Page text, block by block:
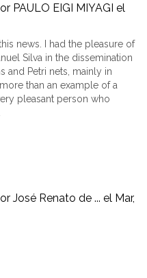
PAULO EIGI MIYAGI el
news. I had the pleasure of
Silva in the dissemination
and Petri nets, mainly in
than an example of a
pleasant person who
José Renato de ... el Mar,